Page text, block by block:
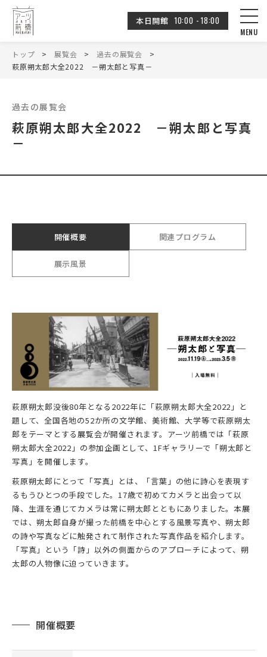
本日開館 10:00 - 18:00
トップ 展覧会
過去の展覧会
萩原朔太郎大全2022 －朔太郎と写真－
過去の展覧会
萩原朔太郎大全2022 －朔太郎と写真
－
開催概要 関連プログラム
展示風景
萩原朔太郎没後80年となる2022年に「萩原朔太郎大全2022」と
題して、全国各地の52か所の文学館、美術館、大学等で萩原朔太
郎をテーマとする展覧会が開催されます。アーツ前橋では「萩原
朔太郎大全2022」の参加企画として、1Fギャラリーで「朔太郎と
写真」を開催します。
萩原朔太郎にとって「写真」とは、「言葉」の他に詩心を表現す
るもうひとつの手段でした。17歳で初めてカメラと出会って以
降、生涯を通じてカメラは常に朔太郎とともにありました。本展
では、朔太郎自身が撮った前橋を中心とする風景写真や、朔太郎
の詩や写真などに触発されて制作された写真作品を紹介します。
「写真」という「詩」以外の側面からのアプローチによって、朔
太郎の人物像に迫っていきます。
開催概要